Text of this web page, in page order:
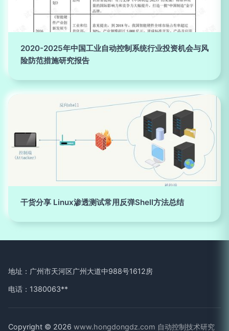
2020-2025年中国工业自动控制系统行业投资机会与风
险防范措施研究报告
干货分享 Linux渗透测试常用反弹Shell方法总结
地址：广州市天河区广州大道中988号1612房
电话：1380063**
Copyright © 2026 www.hongdongdz.com 自动控制技术研究